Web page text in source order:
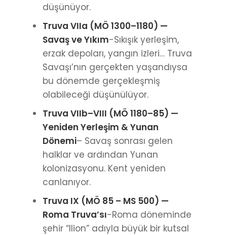
düşünüyor.
Truva VIIa (MÖ 1300–1180) —
Savaş ve Yıkım-Sıkışık yerleşim,
erzak depoları, yangın izleri… Truva
Savaşı’nın gerçekten yaşandıysa
bu dönemde gerçekleşmiş
olabileceği düşünülüyor.
Truva VIIb–VIII (MÖ 1180–85) —
Yeniden Yerleşim & Yunan
Dönemi– Savaş sonrası gelen
halklar ve ardından Yunan
kolonizasyonu. Kent yeniden
canlanıyor.
Truva IX (MÖ 85 – MS 500) —
Roma Truva’sı-Roma döneminde
şehir “Ilion” adıyla büyük bir kutsal